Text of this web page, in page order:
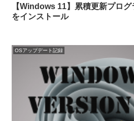
【Windows 11】累積更新プログ
をインストール
OSアップデート記録